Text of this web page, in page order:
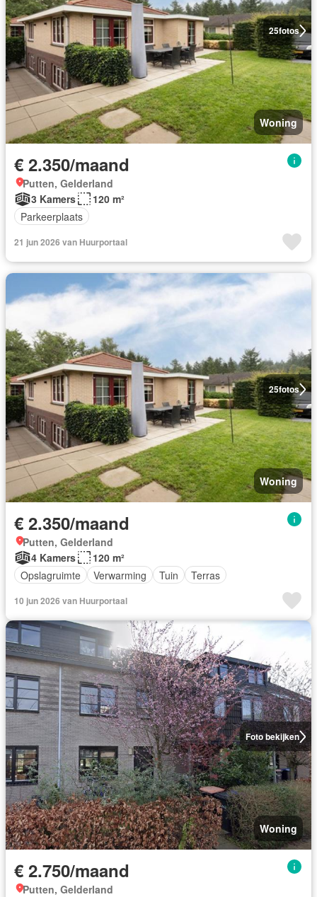
25fotos
Woning
€ 2.350/maand
Putten, Gelderland
3 Kamers
120 m²
Parkeerplaats
21 jun 2026 van Huurportaal
25fotos
Woning
€ 2.350/maand
Putten, Gelderland
4 Kamers
120 m²
Opslagruimte
Verwarming Tuin Terras
10 jun 2026 van Huurportaal
Foto bekijken
Woning
€ 2.750/maand
Putten, Gelderland